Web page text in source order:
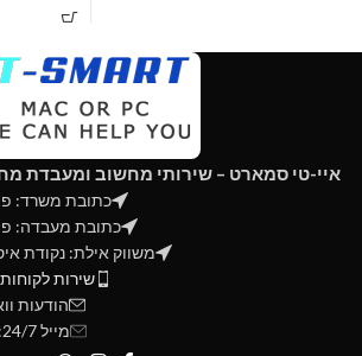
x1 (pre-
/ 2 x
installed
140120mm
190mm
369mm
PSU: 225mm
Front -
Top -
140mm
x 463 MM
איי-טי סמארט – שירותי מחשוב ומעבדת
כתובת משרד:
כתובת מעבדה:
משווק אילת: נקודת
שירות לקוחות טלפוני:
הודעות
מייל 24/7: support@webdot.co.il